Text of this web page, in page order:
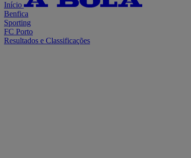
Início
Benfica
Sporting
FC Porto
Resultados e Classificações